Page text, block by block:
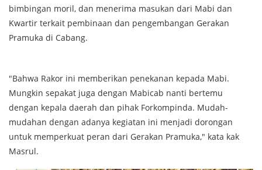
bimbingan moril, dan menerima masukan dari Mabi dan
Kwartir terkait pembinaan dan pengembangan Gerakan
Pramuka di Cabang.
"Bahwa Rakor ini memberikan penekanan kepada Mabi.
Mungkin sepakat juga dengan Mabicab nanti bertemu
dengan kepala daerah dan pihak Forkompinda. Mudah-
mudahan dengan adanya kegiatan ini menjadi dorongan
untuk memperkuat peran dari Gerakan Pramuka," kata kak
Masrul.